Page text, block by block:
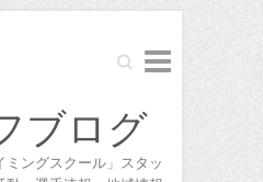
Search
ブログ
ミングスクール」スタッ